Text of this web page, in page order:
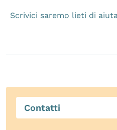
Scrivici saremo lieti di
Contatti